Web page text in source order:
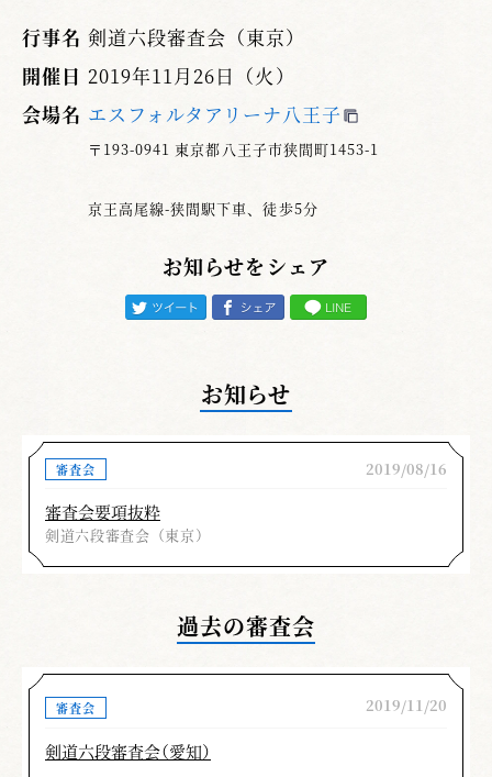
毎回、感じることは40代～50代で僅かの立合
いの時間内に初太刀を先取するも、すかさず返
されるなど、打ったり打たれたりで力量の安定
性が見られず残念です。また、60代～70代で審
体の不一致が挙げられます。不一致の場合当た
気剣体一致を難しく考えず、（発声と打突音と
踏み込んだ音）の三つが一致するよう心掛けた
稽古が必要と強く感じます。
又、これまでの審査を顧みて何が不足してい
るのか、多くの情報（アドバイス等）を整理さ
れて、年齢や体力に見合った基本的（足さば
き・素振り・基本打突等）な事に重点を置き、
今後の稽古の目標を立てられることが肝要かと
思います。
尚、今回も女性剣士のレベルの高さが目につ
れました。先生方の益々のご精武をお祈りし寸
豊村 東盛
行事名 剣道六段審査会（東京）
開催日 2019年11月26日（火）
会場名 エスフォルタアリーナ八王子
〒193-0941 東京都八王子市狭間町1453-1
京王高尾線-狭間駅下車、徒歩5分
お知らせをシェア
お知らせ
審査会 2019/08/16
審査会要項抜粋
剣道六段審査会（東京）
過去の審査会
審査会 2019/11/20
剣道六段審査会（愛知）